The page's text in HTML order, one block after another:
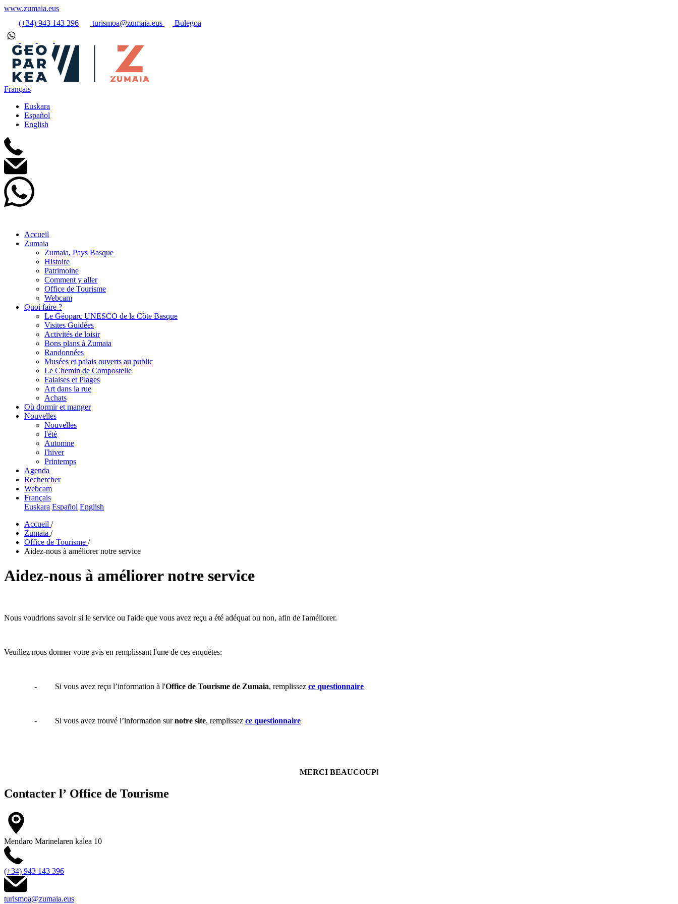
www.zumaia.eus
(+34) 943 143 396
turismoa@zumaia.eus Bulegoa
Français
Euskara
Español
English
Accueil
Zumaia
Zumaia, Pays Basque
Histoire
Patrimoine
Comment y aller
Office de Tourisme
Webcam
Quoi faire ?
Le Géoparc UNESCO de la Côte Basque
Visites Guidées
Activités de loisir
Bons plans à Zumaia
Randonnées
Musées et palais ouverts au public
Le Chemin de Compostelle
Falaises et Plages
Art dans la rue
Achats
Où dormir et manger
Nouvelles
Nouvelles
l'été
Automne
l'hiver
Printemps
Agenda
Rechercher
Webcam
Français
Euskara Español English
Accueil /
Zumaia /
Office de Tourisme /
Aidez-nous à améliorer notre service
Aidez-nous à améliorer notre service
Nous voudrions savoir si le service ou l'aide que vous avez reçu a été adéquat ou non, afin de l'améliorer.
Veuillez nous donner votre avis en remplissant l'une de ces enquêtes:
- Si vous avez reçu l’information à l'Office de Tourisme de Zumaia, remplissez ce questionnaire
- Si vous avez trouvé l’information surnotre site, remplissez ce questionnaire
MERCI BEAUCOUP!
Contacter l’ Office de Tourisme
Mendaro Marinelaren kalea 10
(+34) 943 143 396
turismoa@zumaia.eus